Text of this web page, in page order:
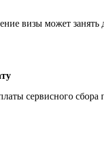
визы может занять
сервисного сбора